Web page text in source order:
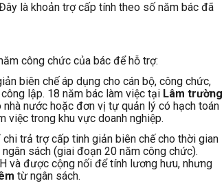
là khoản trợ cấp tính theo số năm bác đã
công chức của bác để hỗ trợ:
biên chế áp dụng cho cán bộ, công chức,
lập. 18 năm bác làm việc tại Lâm trường
nước hoặc đơn vị tự quản lý có hạch toán
việc trong khu vực doanh nghiệp.
trả trợ cấp tinh giản biên chế cho thời gian
sách (giai đoạn 20 năm công chức).
và được cộng nối để tính lương hưu, nhưng
từ ngân sách.